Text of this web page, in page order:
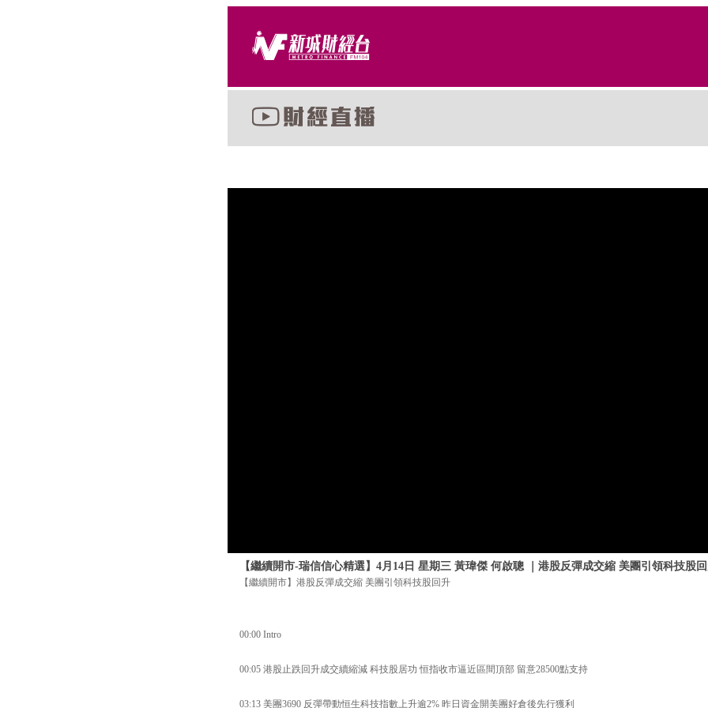
【繼續開市-瑞信信心精選】4月14日 星期三 黃瑋傑 何啟聰 ｜港股反彈成交縮 美團引領科技股
【繼續開市】港股反彈成交縮 美團引領科技股回升
00:00 Intro
00:05 港股止跌回升成交續縮減 科技股居功 恒指收市逼近區間頂部 留意28500點支持
03:13 美團3690 反彈帶動恒生科技指數上升逾2% 昨日資金開美團好倉後先行獲利